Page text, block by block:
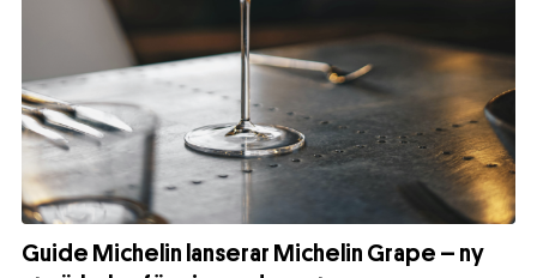
Guide Michelin lanserar Michelin Grape – ny